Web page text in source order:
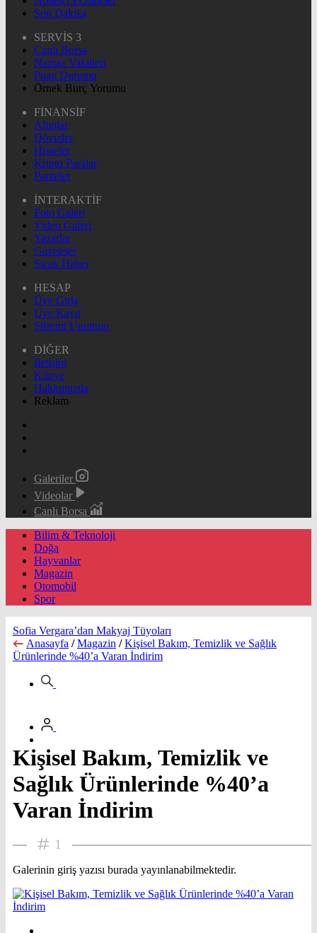
Son Dakika
SERVİS 3
Canlı Borsa
Namaz Vakitleri
Puan Durumu
Örnek Burç Yorumu
FİNANSİF
Altınlar
Dövizler
Hisseler
Kripto Paralar
Pariteler
İNTERAKTİF
Foto Galeri
Video Galeri
Yazarlar
Gazeteler
Sıcak Haber
HESAP
Üye Giriş
Üye Kayıt
Şifremi Unuttum
DİĞER
İletişim
Künye
Hakkımızda
Reklam
Galeriler
Videolar
Canlı Borsa
Bilim & Teknoloji
Doğa
Hayvanlar
Magazin
Otomobil
Spor
Sofia Vergara’dan Makyaj Tüyoları
Anasayfa / Magazin / Kişisel Bakım, Temizlik ve Sağlık
Ürünlerinde %40’a Varan İndirim
Kişisel Bakım, Temizlik ve
Sağlık Ürünlerinde %40’a
Varan İndirim
1
Galerinin giriş yazısı burada yayınlanabilmektedir.